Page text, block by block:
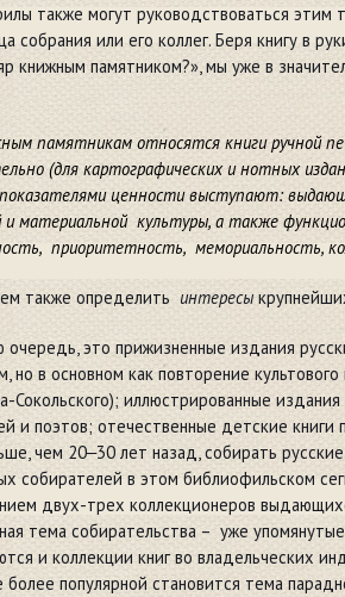
также могут руководствоваться этим
собрания или его коллег. Беря книгу в
книжным памятником?», мы уже в
памятникам относятся книги ручной
(для картографических и нотных
ценности выступают:
и материальной культуры, а также
приоритетность, мемориальность,
также определить интересы
очередь, это прижизненные издания
но в основном как повторение
Сокольского); иллюстрированные
и поэтов; отечественные детские
чем 20‒30 лет назад, собирать
собирателей в этом библиофильском
двух-трех коллекционеров
тема собирательства – уже
и коллекции книг во владельческих
более популярной становится тема